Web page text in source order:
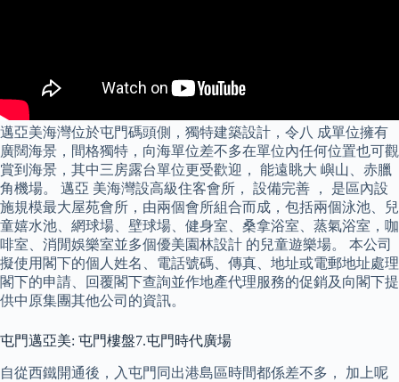
邁亞美海灣位於屯門碼頭側，獨特建築設計，令八 成單位擁有
廣闊海景，間格獨特，向海單位差不多在單位內任何位置也可觀
賞到海景，其中三房露台單位更受歡迎， 能遠眺大 嶼山、赤臘
角機場。 邁亞 美海灣設高級住客會所， 設備完善 ， 是區內設
施規模最大屋苑會所，由兩個會所組合而成，包括兩個泳池、兒
童嬉水池、網球場、壁球場、健身室、桑拿浴室、蒸氣浴室，咖
啡室、消閒娛樂室並多個優美園林設計 的兒童遊樂場。 本公司
擬使用閣下的個人姓名、電話號碼、傳真、地址或電郵地址處理
閣下的申請、回覆閣下查詢並作地產代理服務的促銷及向閣下提
供中原集團其他公司的資訊。
屯門邁亞美: 屯門樓盤7.屯門時代廣場
自從西鐵開通後，入屯門同出港島區時間都係差不多， 加上呢